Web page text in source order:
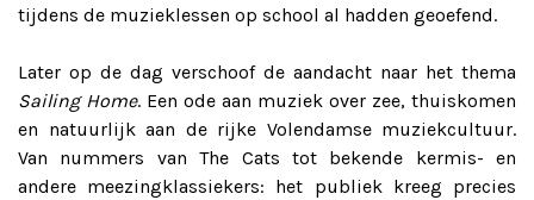
tijdens de muzieklessen op school al hadden geoefend.
Later op de dag verschoof de aandacht naar het thema
Sailing Home. Een ode aan muziek over zee, thuiskomen
en natuurlijk aan de rijke Volendamse muziekcultuur.
Van nummers van The Cats tot bekende kermis- en
andere meezingklassiekers: het publiek kreeg precies